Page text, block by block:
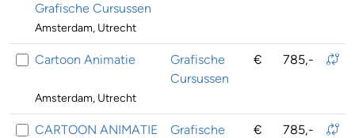
Grafische Cursussen
Amsterdam, Utrecht
Cartoon Animatie
Grafische
Cursussen
€ 785,-
Amsterdam, Utrecht
CARTOON ANIMATIE
Grafische
€ 785,-